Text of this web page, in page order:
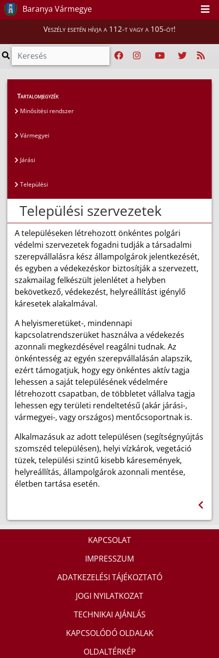
Baranya Vármegye
Veszély esetén hívja a 112-t vagy a 105-öt!
Magunkról
Tartalomjegyzék
Minősítési rendszer
Vármegyei
Járási
Települési
Települési szervezetek
A településeken létrehozott önkéntes polgári
védelmi szervezetek fogadni tudják a társadalmi
szerepvállalásra kész állampolgárok jelentkezését,
és egyben a védekezéskor biztosítják a szervezett,
szakmailag felkészült jelenlétet a helyben
bekövetkező, védekezést, helyreállítást igénylő
káresetek alakalmával.
A helyismeretüket-, mindennapi
kapcsolatrendszerüket használva a védekezés
azonnali megkezdésével reagálni tudnak. Az
önkéntesség az egyén szerepvállalásán alapszik,
ezért támogatjuk, hogy egy önkéntes aktív tagja
lehessen a saját településének védelmére
létrehozott csapatban, de többletet vállalva tagja
lehessen egy területi rendeltetésű (akár járási-,
vármegyei-, vagy országos) mentőcsoportnak is.
Alkalmazásuk az adott településen (segítségnyújtás
szomszéd településen), helyi vízkárok, vegetáció
tüzek, települési szintű kisebb káresemények,
helyreállítás, állampolgárok azonnali mentése,
életben tartása esetén.
KAPCSOLAT
IMPRESSZUM
ADATKEZELÉSI TÁJÉKOZTATÓ
JOGI NYILATKOZAT
TECHNIKAI AJÁNLÁS
KAPCSOLÓDÓ OLDALAK
OLDALTÉRKÉP